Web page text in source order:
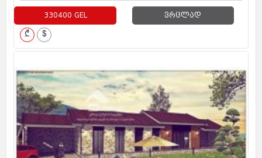
330400 GEL ვრცლად
₾ $